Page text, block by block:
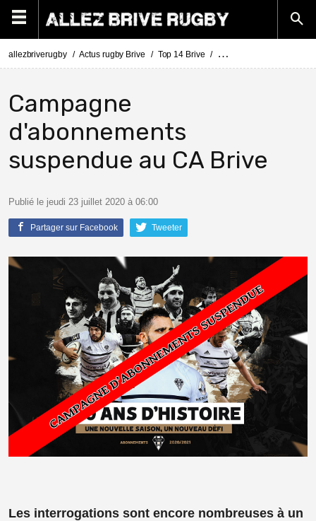
allezbriverugby Actus rugby Brive Top 14 Brive Le CA Brive suspend sa
Campagne
d'abonnements
suspendue au CA Brive
Publié le jeudi 23 juillet 2020 à 06:00
Partager sur Facebook Tweeter
Les interrogations sont encore nombreuses à un